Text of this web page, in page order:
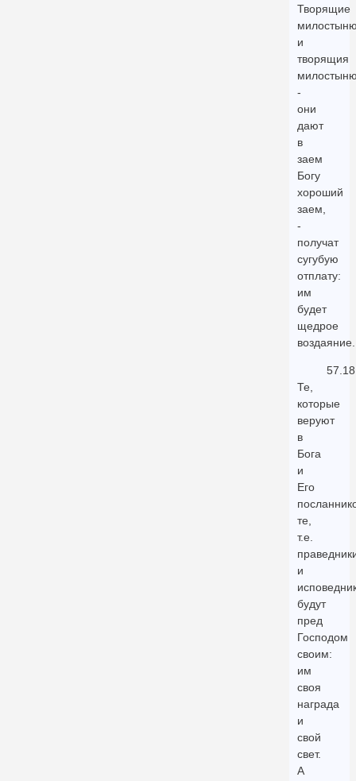
Творящие
и
творящия
-
они
дают
в
заем
Богу
хороший
заем,
-
получат
сугубую
отплату:
им
будет
щедрое
воздаяние.
57.18
Те,
которые
веруют
в
Бога
и
Его
те,
т.е.
и
будут
пред
Господом
своим:
им
своя
награда
и
свой
свет.
А